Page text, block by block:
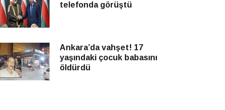
telefonda görüştü
Ankara’da vahşet! 17
yaşındaki çocuk babasını
öldürdü